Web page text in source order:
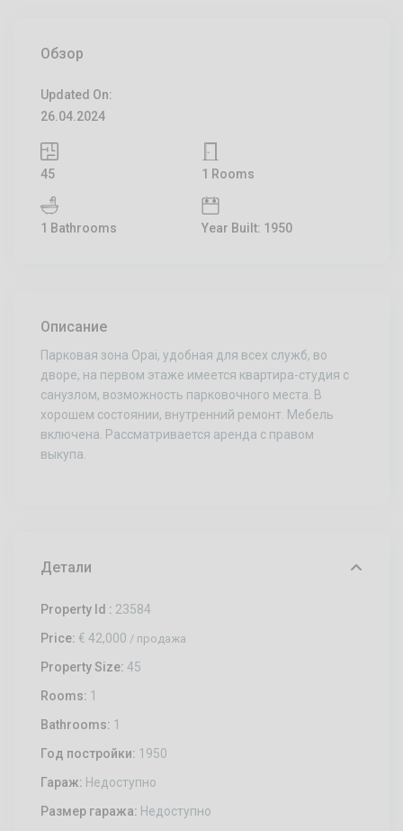
Обзор
Updated On:
26.04.2024
45 1 Rooms
1 Bathrooms Year Built: 1950
Описание
Парковая зона Opai, удобная для всех служб, во
дворе, на первом этаже имеется квартира-студия с
санузлом, возможность парковочного места. В
хорошем состоянии, внутренний ремонт. Мебель
включена. Рассматривается аренда с правом
выкупа.
Детали
Property Id : 23584
Price: € 42,000 / продажа
Property Size: 45
Rooms: 1
Bathrooms: 1
Год постройки: 1950
Гараж: Недоступно
Размер гаража: Недоступно